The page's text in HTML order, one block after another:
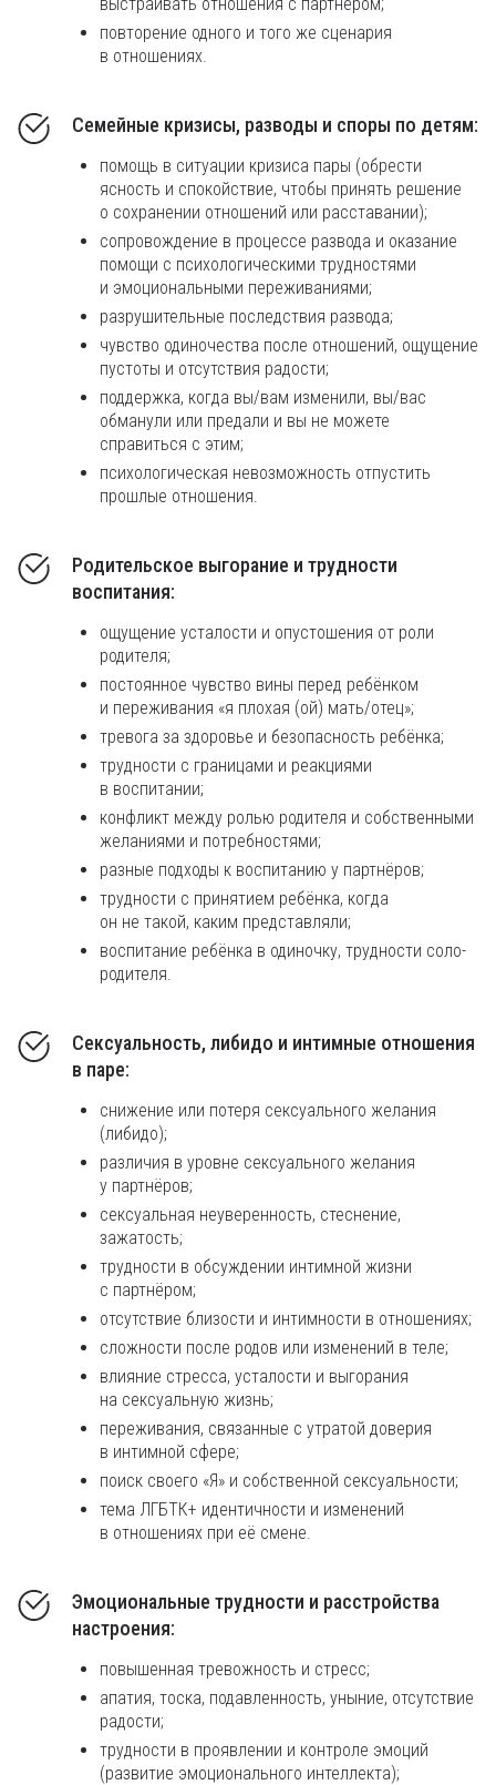
повторение одного и того же сценария
в отношениях.
Семейные кризисы, разводы и споры по детям:
помощь в ситуации кризиса пары (обрести
ясность и спокойствие, чтобы принять решение
о сохранении отношений или расставании);
сопровождение в процессе развода и оказание
помощи с психологическими трудностями
и эмоциональными переживаниями;
разрушительные последствия развода;
чувство одиночества после отношений, ощущение
пустоты и отсутствия радости;
поддержка, когда вы/вам изменили, вы/вас
обманули или предали и вы не можете
справиться с этим;
психологическая невозможность отпустить
прошлые отношения.
Родительское выгорание и трудности
воспитания:
ощущение усталости и опустошения от роли
родителя;
постоянное чувство вины перед ребёнком
и переживания «я плохая (ой) мать/отец»;
тревога за здоровье и безопасность ребёнка;
трудности с границами и реакциями
в воспитании;
конфликт между ролью родителя и собственными
желаниями и потребностями;
разные подходы к воспитанию у партнёров;
трудности с принятием ребёнка, когда
он не такой, каким представляли;
воспитание ребёнка в одиночку, трудности соло-
родителя.
Сексуальность, либидо и интимные отношения
в паре:
снижение или потеря сексуального желания
(либидо);
различия в уровне сексуального желания
у партнёров;
сексуальная неуверенность, стеснение,
зажатость;
трудности в обсуждении интимной жизни
с партнёром;
отсутствие близости и интимности в отношениях;
сложности после родов или изменений в теле;
влияние стресса, усталости и выгорания
на сексуальную жизнь;
переживания, связанные с утратой доверия
в интимной сфере;
поиск своего «Я» и собственной сексуальности;
тема ЛГБТК+ идентичности и изменений
в отношениях при её смене.
Эмоциональные трудности и расстройства
настроения:
повышенная тревожность и стресс;
апатия, тоска, подавленность, уныние, отсутствие
радости;
трудности в проявлении и контроле эмоций
(развитие эмоционального интеллекта);